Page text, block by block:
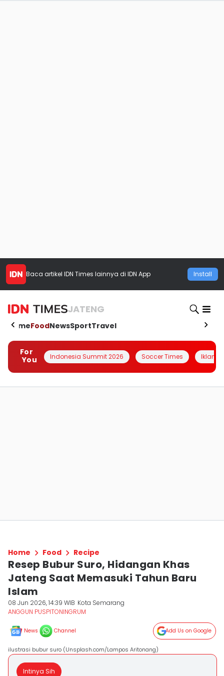
Baca artikel IDN Times lainnya di IDN App Install
JATENG
HomeFoodNewsSportTravel
For
You
Indonesia Summit 2026 Soccer Times Iklanin
Home Food Recipe
Resep Bubur Suro, Hidangan Khas
Jateng Saat Memasuki Tahun Baru
Islam
08 Jun 2026, 14:39 WIB Kota Semarang
ANGGUN PUSPITONINGRUM
News Channel Add Us on Google
ilustrasi bubur suro (Unsplash.com/Lampos Aritonang)
Intinya Sih